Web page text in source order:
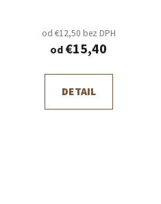
od €12,50 bez DPH
od€15,40
DETAIL